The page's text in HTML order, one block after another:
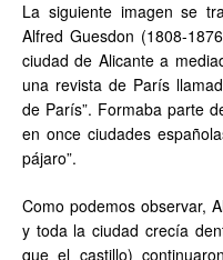
La siguiente imagen se
Alfred Guesdon (1808-
ciudad de Alicante a
una revista de París
de París”. Formaba parte
en once ciudades
pájaro”.
Como podemos observar,
y toda la ciudad crecía
que el castillo)